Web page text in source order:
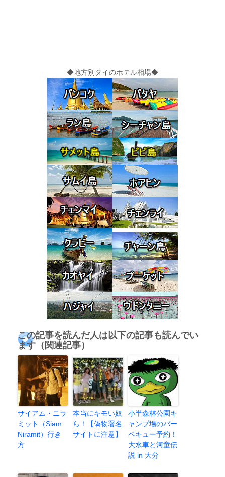
◆地方別タイのホテル相場◆
この記事を読んだ人は以下の記事も読んでい
ます（関連記事）
サイアム・ニラ
ミット（Siam
Niramit）行き
方
本当にキモい奴
ら！【偽物署名
サイトに注意】
小半森林公園キ
ャンプ場のバー
ベキュー予約！
大水車と河童伝
説 in 大分